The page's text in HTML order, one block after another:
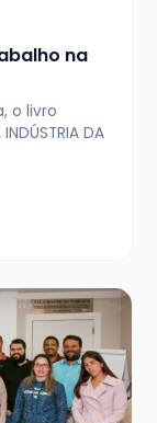
na
o livro
INDÚSTRIA DA